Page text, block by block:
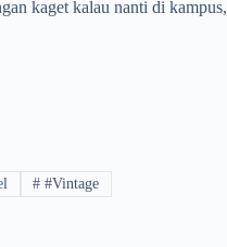
kaget kalau nanti di kampus,
# #Vintage